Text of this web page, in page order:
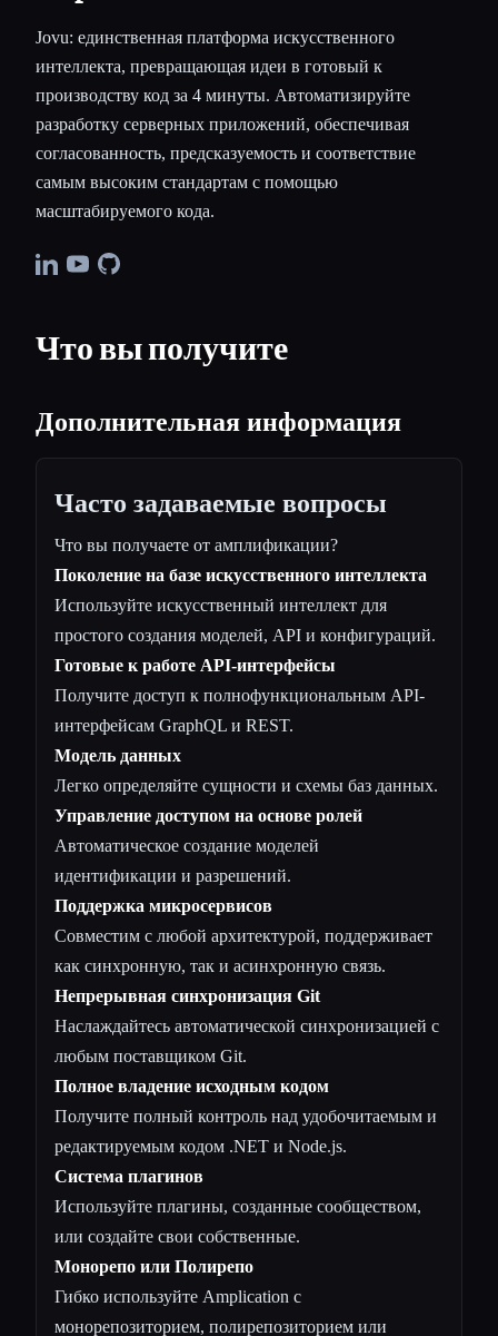
Jovu: единственная платформа искусственного
интеллекта, превращающая идеи в готовый к
производству код за 4 минуты. Автоматизируйте
разработку серверных приложений, обеспечивая
согласованность, предсказуемость и соответствие
самым высоким стандартам с помощью
масштабируемого кода.
Что вы получите
Дополнительная информация
Часто задаваемые вопросы
Что вы получаете от амплификации?
Поколение на базе искусственного интеллекта
Используйте искусственный интеллект для
простого создания моделей, API и конфигураций.
Готовые к работе API-интерфейсы
Получите доступ к полнофункциональным API-
интерфейсам GraphQL и REST.
Модель данных
Легко определяйте сущности и схемы баз данных.
Управление доступом на основе ролей
Автоматическое создание моделей
идентификации и разрешений.
Поддержка микросервисов
Совместим с любой архитектурой, поддерживает
как синхронную, так и асинхронную связь.
Непрерывная синхронизация Git
Наслаждайтесь автоматической синхронизацией с
любым поставщиком Git.
Полное владение исходным кодом
Получите полный контроль над удобочитаемым и
редактируемым кодом .NET и Node.js.
Система плагинов
Используйте плагины, созданные сообществом,
или создайте свои собственные.
Монорепо или Полирепо
Гибко используйте Amplication с
монорепозиторием, полирепозиторием или